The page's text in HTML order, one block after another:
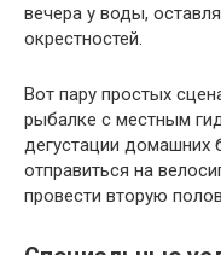
вечера у воды,
окрестностей.
Вот пару простых
рыбалке с местным
дегустации домашних
отправиться на
провести вторую